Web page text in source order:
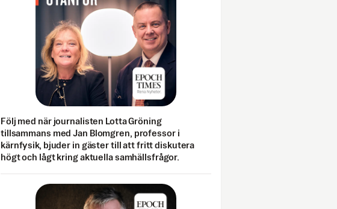
Följ med när journalisten Lotta Gröning
tillsammans med Jan Blomgren, professor i
kärnfysik, bjuder in gäster till att fritt diskutera
högt och lågt kring aktuella samhällsfrågor.